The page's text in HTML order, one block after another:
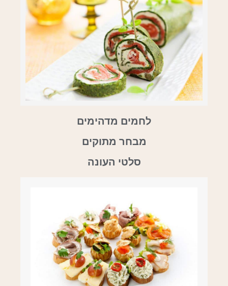
לחמים מדהימים
מבחר מתוקים
סלטי העונה